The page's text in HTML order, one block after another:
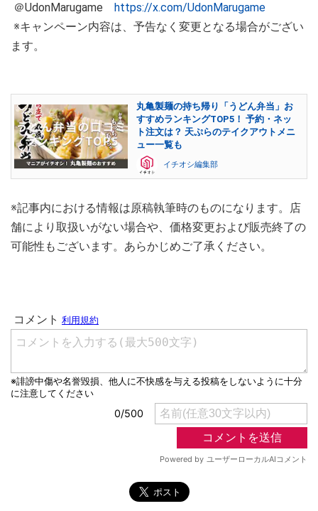
＠UdonMarugame https://x.com/UdonMarugame
※キャンペーン内容は、予告なく変更となる場合がござい
ます。
丸亀製麺の持ち帰り「うどん弁当」お
すすめランキングTOP5！ 予約・ネッ
ト注文は？ 天ぷらのテイクアウトメニ
ュー一覧も
イチオシ編集部
※記事内における情報は原稿執筆時のものになります。店
舗により取扱いがない場合や、価格変更および販売終了の
可能性もございます。あらかじめご了承ください。